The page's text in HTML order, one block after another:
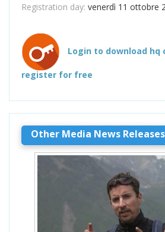
Registration day: venerdì 11 ottobre
Login to download hq
register for free
Other Media News Releases